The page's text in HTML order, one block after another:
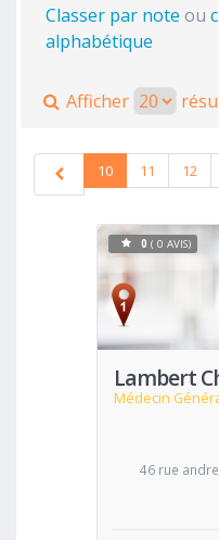
Classer par note ou
alphabétique
Afficher
10 11 12
Lambert
Médecin
0 ( 0 AVIS)
46 rue